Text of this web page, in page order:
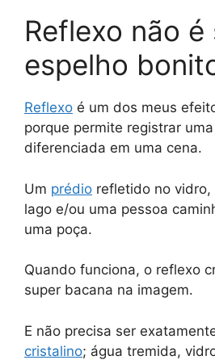
Reflexo não é
espelho
Reflexo é um dos meus
porque permite registrar
diferenciada em uma cena.
Um prédio refletido no vidro,
lago e/ou uma pessoa
uma poça.
Quando funciona, o reflexo
super bacana na imagem.
E não precisa ser
cristalino; água tremida,